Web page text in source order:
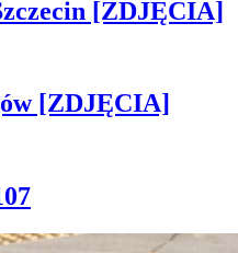
[ZDJĘCIA]
[ZDJĘCIA]